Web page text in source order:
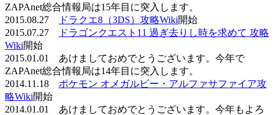
ZAPAnet総合情報局は15年目に突入します。
2015.08.27
ドラクエ8（3DS）攻略Wiki開始
2015.07.27
ドラゴンクエスト11 過ぎ去りし時を求めて 攻略
Wiki開始
2015.01.01 あけましておめでとうございます。今年で
ZAPAnet総合情報局は14年目に突入します。
2014.11.18 ポケモン オメガルビー・アルファサファイア攻
略Wiki開始
2014.01.01 あけましておめでとうございます。今年もよろ